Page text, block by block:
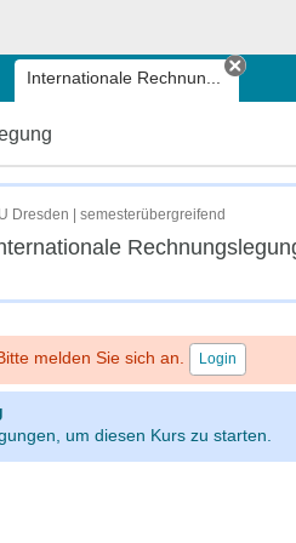
Internationale Rechnun...
Tab
Dresden | semesterübergreifend
melden Sie sich an. Login
um diesen Kurs zu starten.